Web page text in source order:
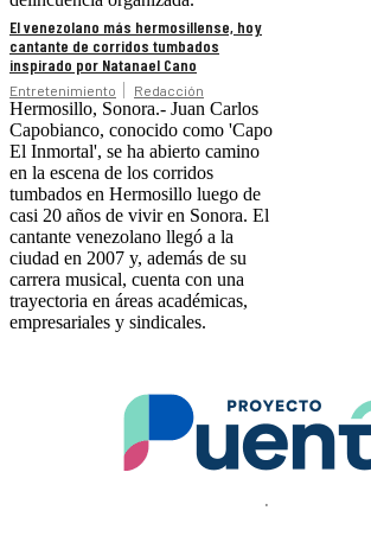
El venezolano más hermosillense, hoy
cantante de corridos tumbados
inspirado por Natanael Cano
Entretenimiento Redacción
Hermosillo, Sonora.- Juan Carlos
Capobianco, conocido como 'Capo
El Inmortal', se ha abierto camino
en la escena de los corridos
tumbados en Hermosillo luego de
casi 20 años de vivir en Sonora. El
cantante venezolano llegó a la
ciudad en 2007 y, además de su
carrera musical, cuenta con una
trayectoria en áreas académicas,
empresariales y sindicales.
.